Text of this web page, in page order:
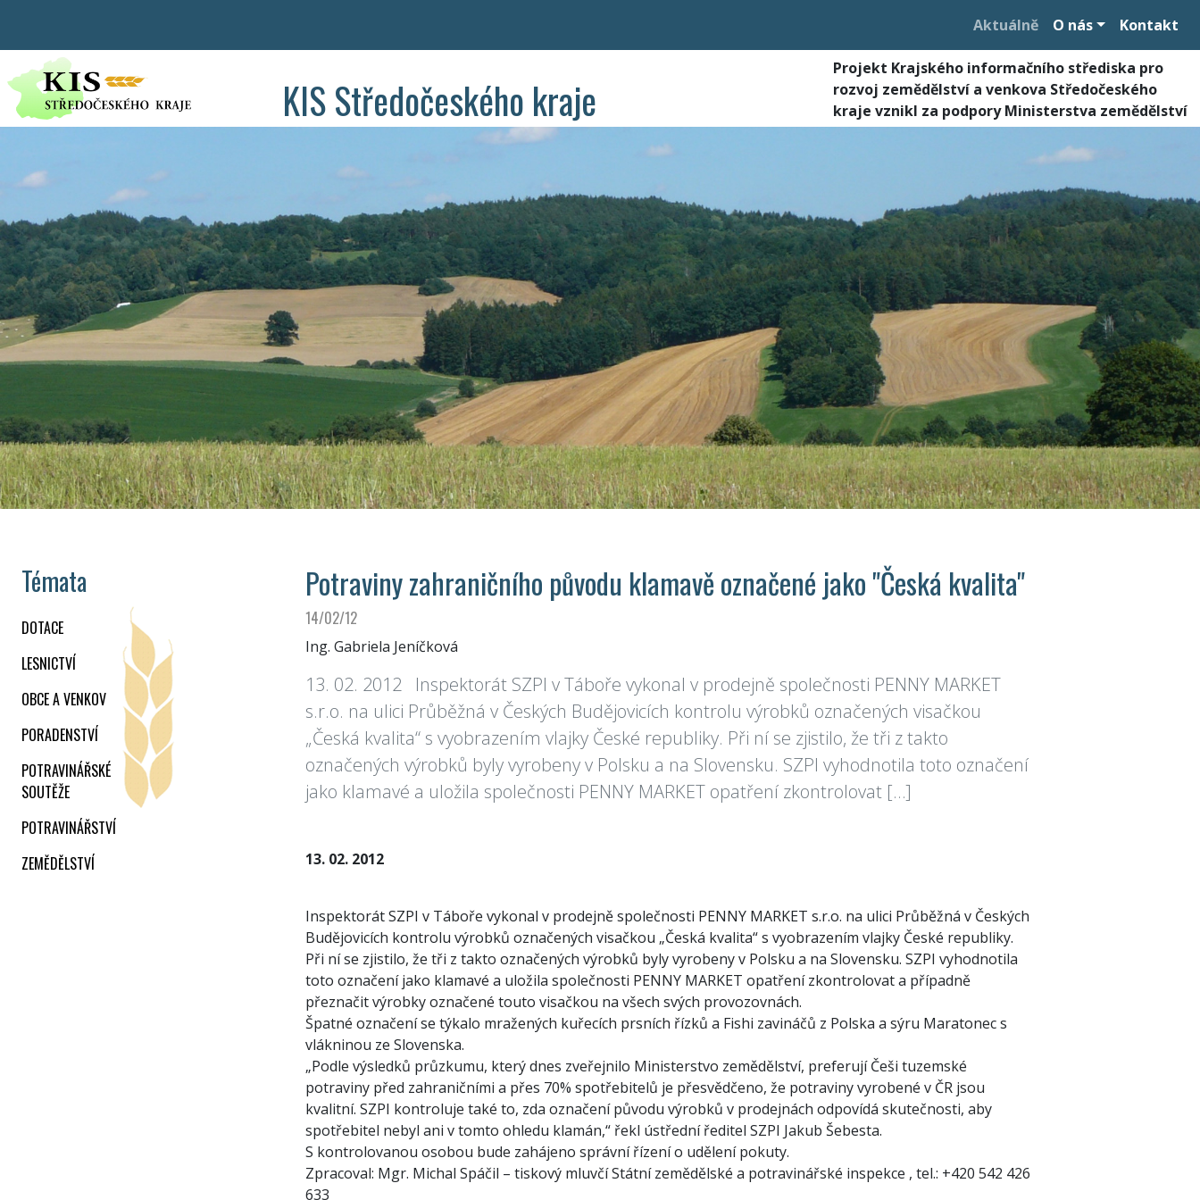
Aktuálně O nás Kontakt
KIS Středočeského kraje
Projekt Krajského informačního střediska pro
rozvoj zemědělství a venkova Středočeského
kraje vznikl za podpory Ministerstva zemědělství
Témata
DOTACE
LESNICTVÍ
OBCE A VENKOV
PORADENSTVÍ
POTRAVINÁŘSKÉ
SOUTĚŽE
POTRAVINÁŘSTVÍ
ZEMĚDĚLSTVÍ
Potraviny zahraničního původu klamavě označené jako "Česká kvalita"
14/02/12
Ing. Gabriela Jeníčková
13. 02. 2012 Inspektorát SZPI v Táboře vykonal v prodejně společnosti PENNY MARKET
s.r.o. na ulici Průběžná v Českých Budějovicích kontrolu výrobků označených visačkou
„Česká kvalita“ s vyobrazením vlajky České republiky. Při ní se zjistilo, že tři z takto
označených výrobků byly vyrobeny v Polsku a na Slovensku. SZPI vyhodnotila toto označení
jako klamavé a uložila společnosti PENNY MARKET opatření zkontrolovat […]
13. 02. 2012
Inspektorát SZPI v Táboře vykonal v prodejně společnosti PENNY MARKET s.r.o. na ulici Průběžná v Českých
Budějovicích kontrolu výrobků označených visačkou „Česká kvalita“ s vyobrazením vlajky České republiky.
Při ní se zjistilo, že tři z takto označených výrobků byly vyrobeny v Polsku a na Slovensku. SZPI vyhodnotila
toto označení jako klamavé a uložila společnosti PENNY MARKET opatření zkontrolovat a případně
přeznačit výrobky označené touto visačkou na všech svých provozovnách.
Špatné označení se týkalo mražených kuřecích prsních řízků a Fishi zavináčů z Polska a sýru Maratonec s
vlákninou ze Slovenska.
„Podle výsledků průzkumu, který dnes zveřejnilo Ministerstvo zemědělství, preferují Češi tuzemské
potraviny před zahraničními a přes 70% spotřebitelů je přesvědčeno, že potraviny vyrobené v ČR jsou
kvalitní. SZPI kontroluje také to, zda označení původu výrobků v prodejnách odpovídá skutečnosti, aby
spotřebitel nebyl ani v tomto ohledu klamán,“ řekl ústřední ředitel SZPI Jakub Šebesta.
S kontrolovanou osobou bude zahájeno správní řízení o udělení pokuty.
Zpracoval: Mgr. Michal Spáčil – tiskový mluvčí Státní zemědělské a potravinářské inspekce , tel.: +420 542 426
633